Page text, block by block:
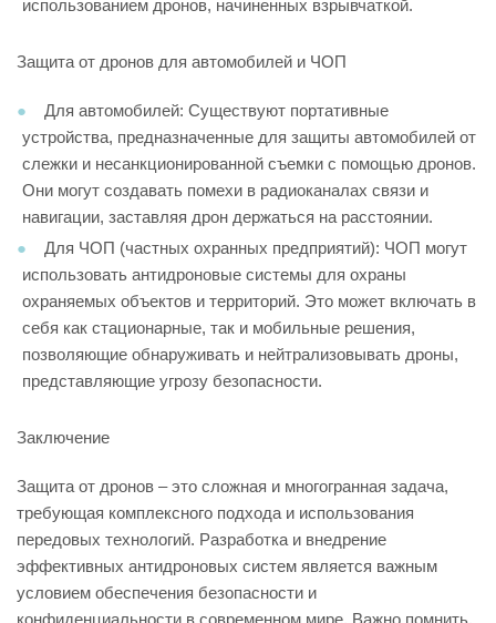
использованием дронов, начиненных взрывчаткой.
Защита от дронов для автомобилей и ЧОП
Для автомобилей: Существуют портативные
устройства, предназначенные для защиты автомобилей от
слежки и несанкционированной съемки с помощью дронов.
Они могут создавать помехи в радиоканалах связи и
навигации, заставляя дрон держаться на расстоянии.
Для ЧОП (частных охранных предприятий): ЧОП могут
использовать антидроновые системы для охраны
охраняемых объектов и территорий. Это может включать в
себя как стационарные, так и мобильные решения,
позволяющие обнаруживать и нейтрализовывать дроны,
представляющие угрозу безопасности.
Заключение
Защита от дронов – это сложная и многогранная задача,
требующая комплексного подхода и использования
передовых технологий. Разработка и внедрение
эффективных антидроновых систем является важным
условием обеспечения безопасности и
конфиденциальности в современном мире. Важно помнить,